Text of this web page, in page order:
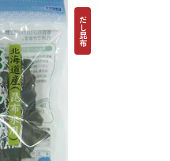
だし昆布